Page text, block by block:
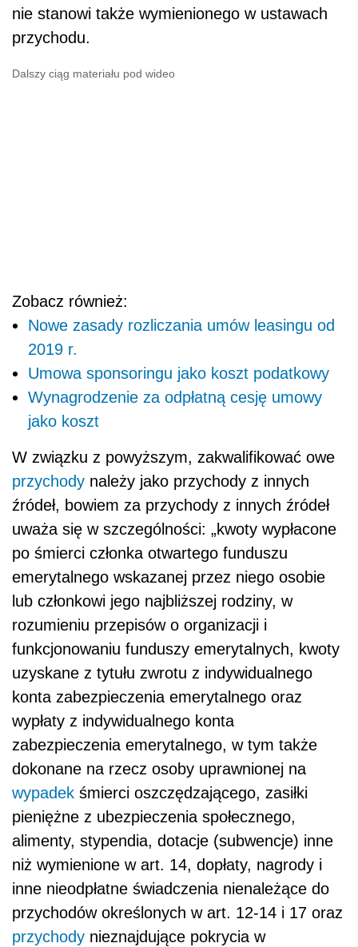
nie stanowi także wymienionego w ustawach
przychodu.
Dalszy ciąg materiału pod wideo
Zobacz również:
Nowe zasady rozliczania umów leasingu od
2019 r.
Umowa sponsoringu jako koszt podatkowy
Wynagrodzenie za odpłatną cesję umowy
jako koszt
W związku z powyższym, zakwalifikować owe
przychody należy jako przychody z innych
źródeł, bowiem za przychody z innych źródeł
uważa się w szczególności: „kwoty wypłacone
po śmierci członka otwartego funduszu
emerytalnego wskazanej przez niego osobie
lub członkowi jego najbliższej rodziny, w
rozumieniu przepisów o organizacji i
funkcjonowaniu funduszy emerytalnych, kwoty
uzyskane z tytułu zwrotu z indywidualnego
konta zabezpieczenia emerytalnego oraz
wypłaty z indywidualnego konta
zabezpieczenia emerytalnego, w tym także
dokonane na rzecz osoby uprawnionej na
wypadek śmierci oszczędzającego, zasiłki
pieniężne z ubezpieczenia społecznego,
alimenty, stypendia, dotacje (subwencje) inne
niż wymienione w art. 14, dopłaty, nagrody i
inne nieodpłatne świadczenia nienależące do
przychodów określonych w art. 12-14 i 17 oraz
przychody nieznajdujące pokrycia w